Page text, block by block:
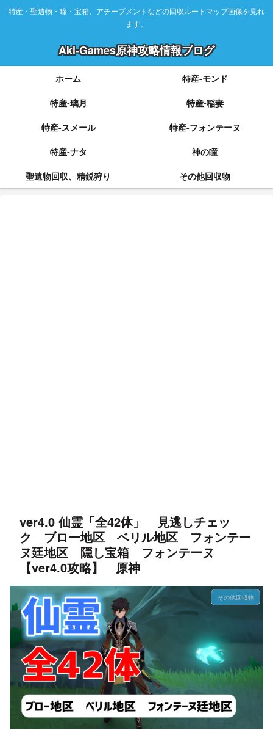
特産・聖遺物・瞳・宝箱、アチーブメントなどの回収ルートマップ画像を見れ
ます。
Aki-Games原神攻略情報ブログ
ホーム
特産-モンド
特産-璃月
特産-稲妻
特産-スメール
特産-フォンテーヌ
特産-ナタ
神の瞳
聖遺物回収、精鋭狩り
その他回収物
ver4.0 仙霊「全42体」 見逃しチェッ
ク ブロー地区 ベリル地区 フォンテー
ヌ廷地区 隠し宝箱 フォンテーヌ
【ver4.0攻略】 原神
その他回収物